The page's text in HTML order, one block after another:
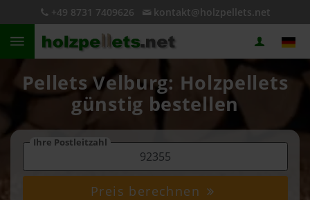
+49 8731 7409626 kontakt@holzpellets.net
Pellets Velburg: Holzpellets
günstig bestellen
Ihre Postleitzahl
Preis berechnen